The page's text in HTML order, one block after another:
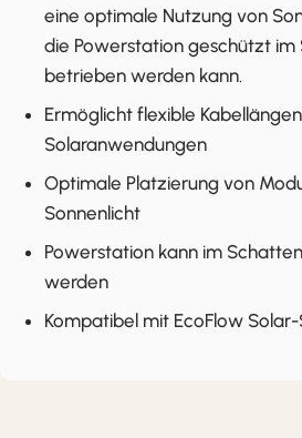
eine optimale Nutzung von
die Powerstation geschützt im
betrieben werden kann.
Ermöglicht flexible
Solaranwendungen
Optimale Platzierung von
Sonnenlicht
Powerstation kann im
werden
Kompatibel mit EcoFlow